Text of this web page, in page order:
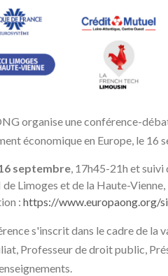
organise une conférence-
économique en Europe, le 16
septembre, 17h45-21h et
de Limoges et de la Haute-
: https://www.europaong.org/
s'inscrit dans le cadre de la
Professeur de droit public,